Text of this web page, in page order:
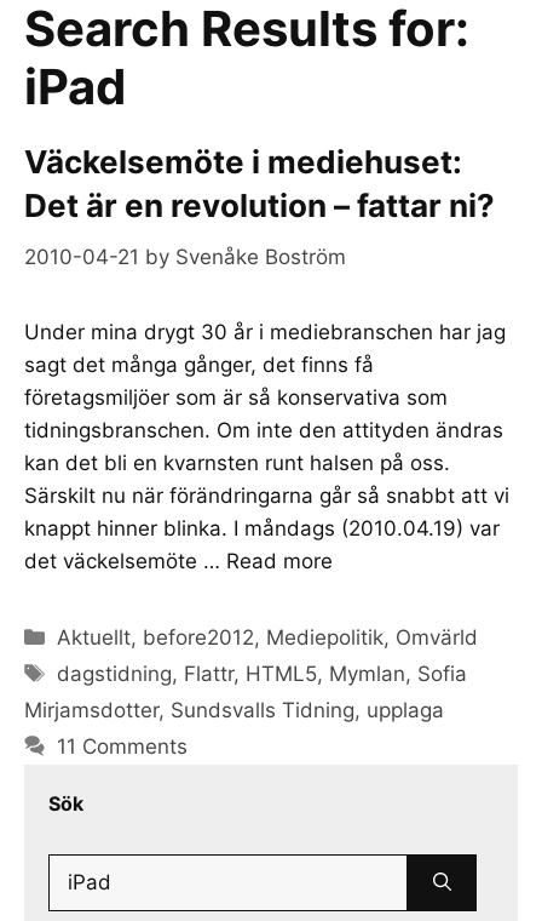
Search Results for:
iPad
Väckelsemöte i mediehuset:
Det är en revolution – fattar ni?
2010-04-21 by Svenåke Boström
Under mina drygt 30 år i mediebranschen har jag
sagt det många gånger, det finns få
företagsmiljöer som är så konservativa som
tidningsbranschen. Om inte den attityden ändras
kan det bli en kvarnsten runt halsen på oss.
Särskilt nu när förändringarna går så snabbt att vi
knappt hinner blinka. I måndags (2010.04.19) var
det väckelsemöte … Read more
Categories
Aktuellt, before2012, Mediepolitik, Omvärld
Tags
dagstidning, Flattr, HTML5, Mymlan, Sofia
Mirjamsdotter, Sundsvalls Tidning, upplaga
11 Comments
Sök
Search